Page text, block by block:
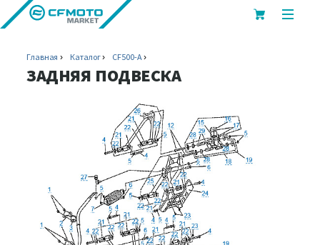
Главная Каталог CF500-A
ЗАДНЯЯ ПОДВЕСКА